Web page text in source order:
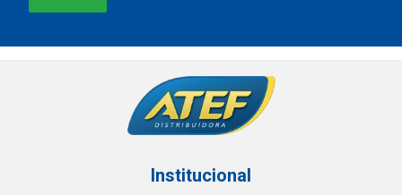
Institucional